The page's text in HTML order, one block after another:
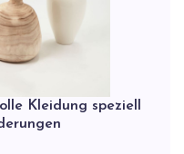
Kleidung speziell